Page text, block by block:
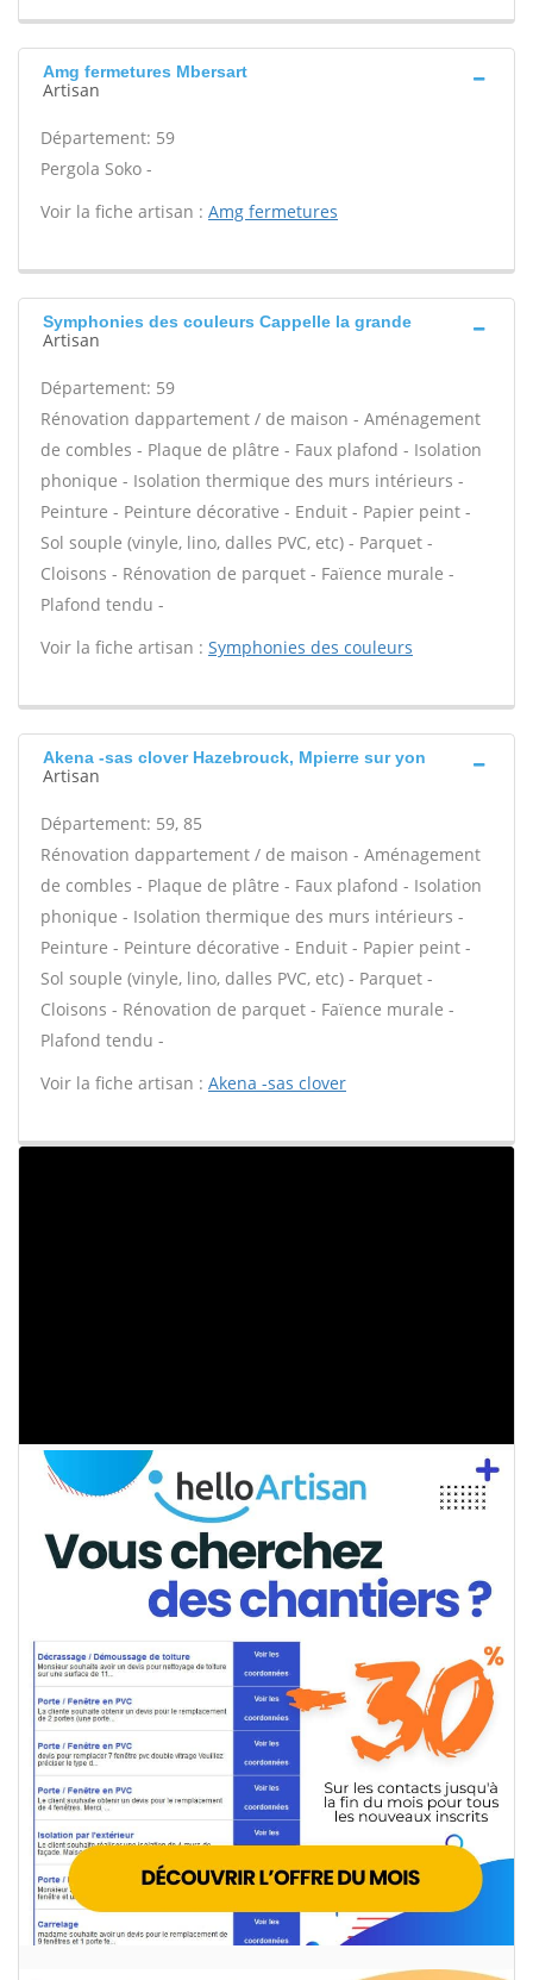
Amg fermetures Mbersart
Artisan
Département: 59
Pergola Soko -
Voir la fiche artisan : Amg fermetures
Symphonies des couleurs Cappelle la grande
Artisan
Département: 59
Rénovation dappartement / de maison - Aménagement
de combles - Plaque de plâtre - Faux plafond - Isolation
phonique - Isolation thermique des murs intérieurs -
Peinture - Peinture décorative - Enduit - Papier peint -
Sol souple (vinyle, lino, dalles PVC, etc) - Parquet -
Cloisons - Rénovation de parquet - Faïence murale -
Plafond tendu -
Voir la fiche artisan : Symphonies des couleurs
Akena -sas clover Hazebrouck, Mpierre sur yon
Artisan
Département: 59, 85
Rénovation dappartement / de maison - Aménagement
de combles - Plaque de plâtre - Faux plafond - Isolation
phonique - Isolation thermique des murs intérieurs -
Peinture - Peinture décorative - Enduit - Papier peint -
Sol souple (vinyle, lino, dalles PVC, etc) - Parquet -
Cloisons - Rénovation de parquet - Faïence murale -
Plafond tendu -
Voir la fiche artisan : Akena -sas clover